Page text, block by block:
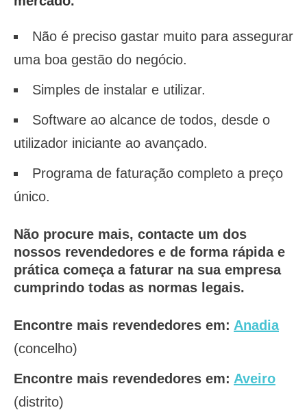
Não é preciso gastar muito para assegurar
uma boa gestão do negócio.
Simples de instalar e utilizar.
Software ao alcance de todos, desde o
utilizador iniciante ao avançado.
Programa de faturação completo a preço
único.
Não procure mais, contacte um dos
nossos revendedores e de forma rápida e
prática começa a faturar na sua empresa
cumprindo todas as normas legais.
Encontre mais revendedores em: Anadia
(concelho)
Encontre mais revendedores em: Aveiro
(distrito)